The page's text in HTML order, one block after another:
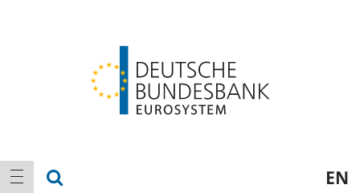
Hauptnavigation
Navigation anzeigen EN